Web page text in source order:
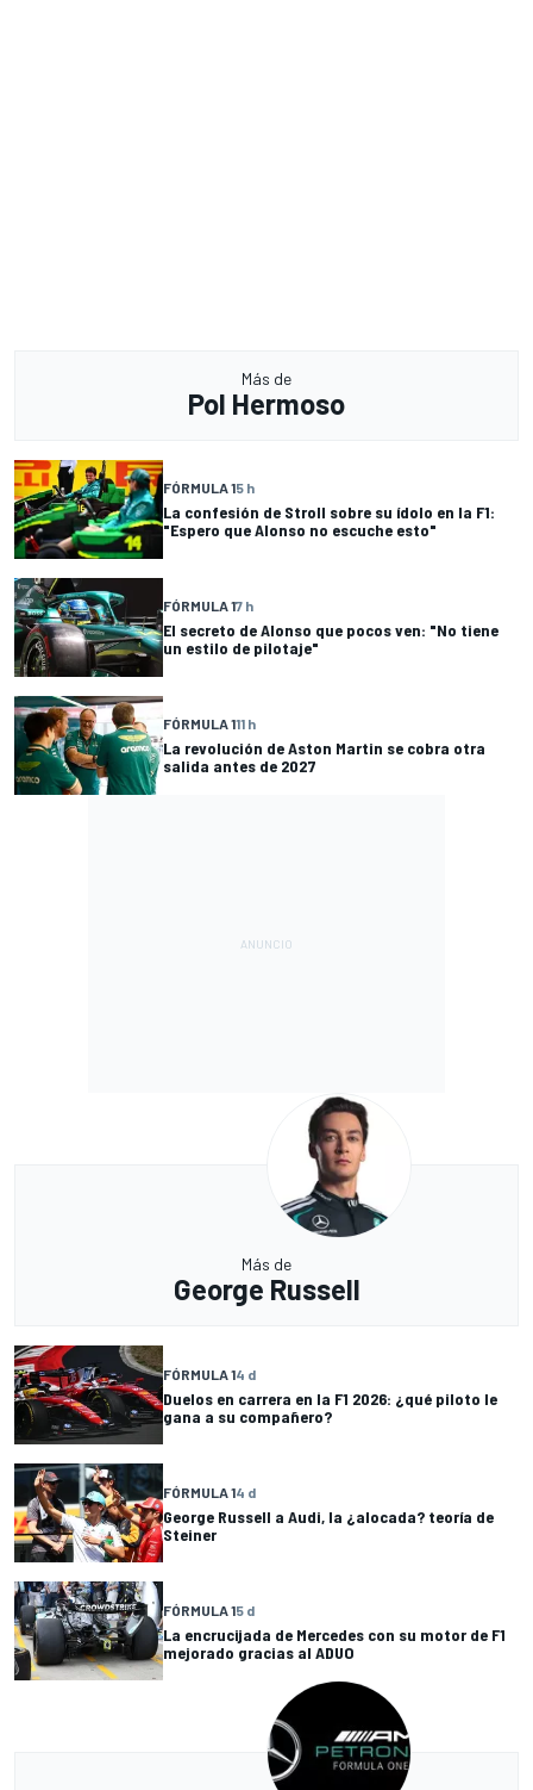
Más de
Pol Hermoso
FÓRMULA 15 h
La confesión de Stroll sobre su ídolo en la F1:
"Espero que Alonso no escuche esto"
FÓRMULA 17 h
El secreto de Alonso que pocos ven: "No tiene
un estilo de pilotaje"
FÓRMULA 111 h
La revolución de Aston Martin se cobra otra
salida antes de 2027
Más de
George Russell
FÓRMULA 14 d
Duelos en carrera en la F1 2026: ¿qué piloto le
gana a su compañero?
FÓRMULA 14 d
George Russell a Audi, la ¿alocada? teoría de
Steiner
FÓRMULA 15 d
La encrucijada de Mercedes con su motor de F1
mejorado gracias al ADUO